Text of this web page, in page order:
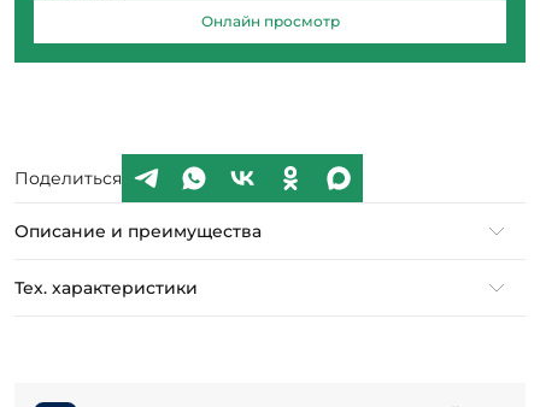
Онлайн просмотр
Поделиться
Описание и преимущества
Тех. характеристики